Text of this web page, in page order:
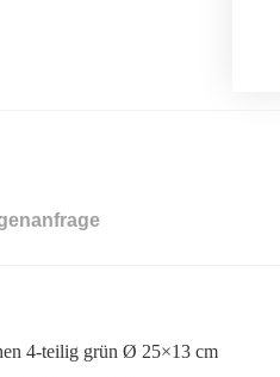
4-teilig grün Ø 25×13 cm